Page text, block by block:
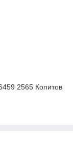
2565 Копитов